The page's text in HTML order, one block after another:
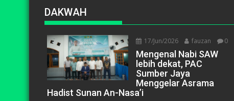
DAKWAH
17/Jun/2026 fauzan 0
Mengenal Nabi SAW
lebih dekat, PAC
Sumber Jaya
Menggelar Asrama
Hadist Sunan An-Nasa’i